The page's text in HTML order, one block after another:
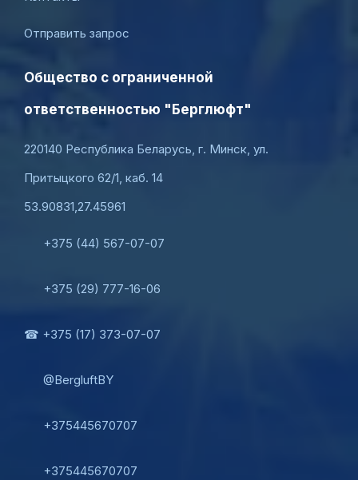
Отправить запрос
Общество с ограниченной
ответственностью "Берглюфт"
220140 Республика Беларусь, г. Минск, ул.
Притыцкого 62/1, каб. 14
53.90831,27.45961
+375 (44) 567-07-07
+375 (29) 777-16-06
☎ +375 (17) 373-07-07
@BergluftBY
+375445670707
+375445670707